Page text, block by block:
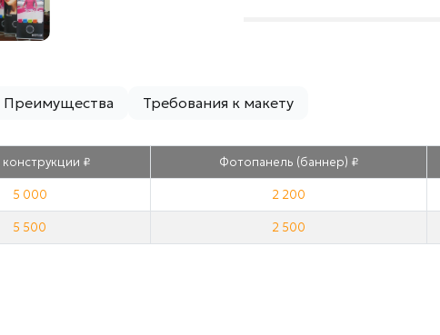
Преимущества Требования к макету
конструкции ₽ Фотопанель (баннер) ₽
5 000 2 200
5 500 2 500